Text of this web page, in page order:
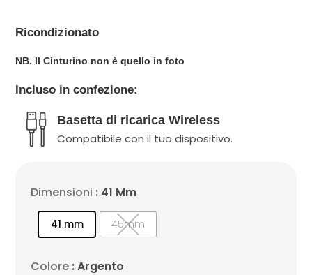
Ricondizionato
NB. Il Cinturino non è quello in foto
Incluso in confezione:
Basetta di ricarica Wireless
Compatibile con il tuo dispositivo.
Dimensioni : 41 Mm
41 mm 45mm
Colore : Argento